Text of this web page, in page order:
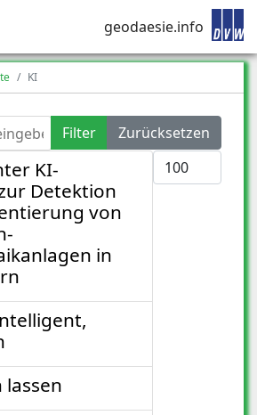
geodaesie.info
KI
Filter
Zurücksetzen
Anzeige #
KI-
Detektion
von
in
lassen